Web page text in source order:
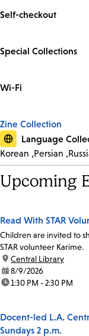
Self-checkout
Special Collections
Wi-Fi
Zine Collection
Language
Korean Persian
Upcoming
Read With STAR
Children are invited to
STAR volunteer Karime.
location:
Central Library
date:8/9/2026
time:1:30 PM - 2:30 PM
Docent-led L.A.
Sundays 2 p.m.